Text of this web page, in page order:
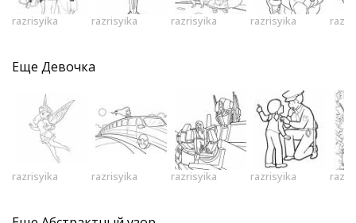
razrisyika razrisyika razrisyika razrisyika
Еще Девочка
razrisyika razrisyika razrisyika razrisyika